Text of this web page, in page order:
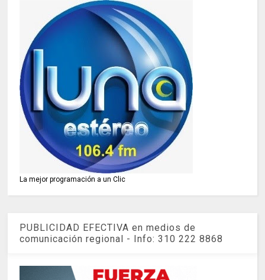
La mejor programación a un Clic
PUBLICIDAD EFECTIVA en medios de
comunicación regional - Info: 310 222 8868